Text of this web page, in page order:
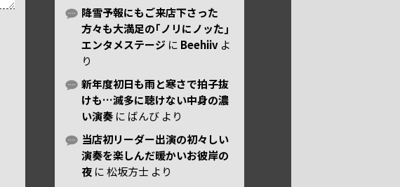
降雪予報にもご来店下さった
方々も大満足の｢ノリにノッた｣
エンタメステージ に Beehiiv よ
り
新年度初日も雨と寒さで拍子抜
けも…滅多に聴けない中身の濃
い演奏 に ばんび より
当店初リーダー出演の初々しい
演奏を楽しんだ暖かいお彼岸の
夜 に松坂方士 より